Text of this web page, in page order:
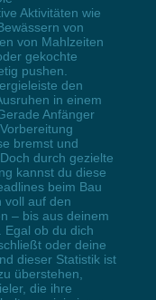
Aktivitäten wie
von
von Mahlzeiten
gekochte
pushen.
den
in einem
Anfänger
bremst und
durch gezielte
kannst du diese
beim Bau
voll auf den
– bis aus deinem
Egal ob du dich
oder deine
dieser Statistik ist
überstehen,
die ihre